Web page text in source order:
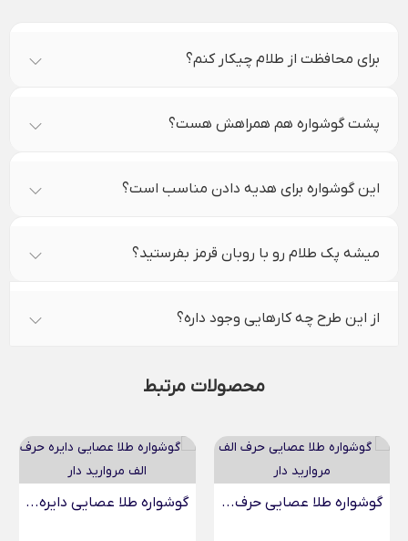
برای محافظت از طلام چیکار کنم؟
پشت گوشواره هم همراهش هست؟
این گوشواره برای هدیه دادن مناسب است؟
میشه پک طلام رو با روبان قرمز بفرستید؟
از این طرح چه کارهایی وجود داره؟
محصولات مرتبط
گوشواره طلا عصایی حرف... گوشواره طلا عصایی دایره...